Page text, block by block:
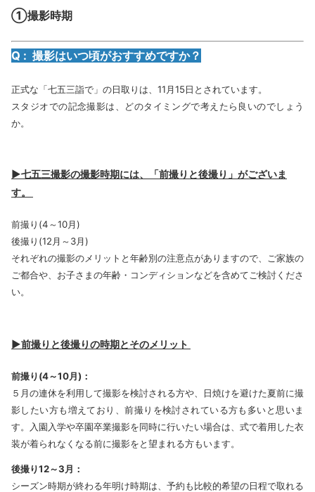
①撮影時期
Q : 撮影はいつ頃がおすすめですか？
正式な「七五三詣で」の日取りは、11月15日とされています。
スタジオでの記念撮影は、どのタイミングで考えたら良いのでしょう
か。
▶七五三撮影の撮影時期には、「前撮りと後撮り」がございま
す。
前撮り(4～10月)
後撮り(12月～3月)
それぞれの撮影のメリットと年齢別の注意点がありますので、ご家族の
ご都合や、お子さまの年齢・コンディションなどを含めてご検討くださ
い。
▶前撮りと後撮りの時期とそのメリット
前撮り(4～10月)：
５月の連休を利用して撮影を検討される方や、日焼けを避けた夏前に撮
影したい方も増えており、前撮りを検討されている方も多いと思いま
す。入園入学や卒園卒業撮影を同時に行いたい場合は、式で着用した衣
装が着られなくなる前に撮影をと望まれる方もいます。
後撮り12～3月：
シーズン時期が終わる年明け時期は、予約も比較的希望の日程で取れる